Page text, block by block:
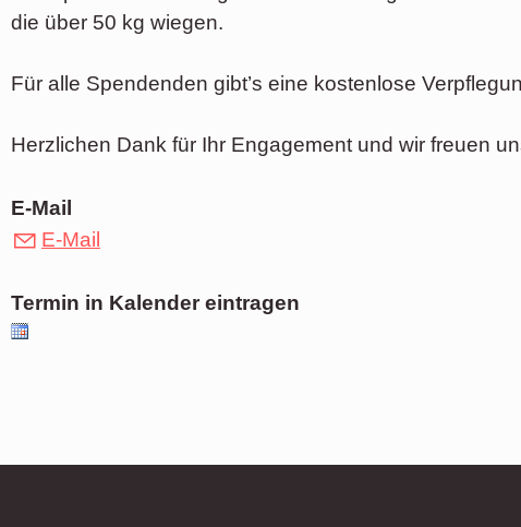
die über 50 kg wiegen.
Für alle Spendenden gibt’s eine kostenlose
Herzlichen Dank für Ihr Engagement und wir freuen
E-Mail
E-Mail
Termin in Kalender eintragen